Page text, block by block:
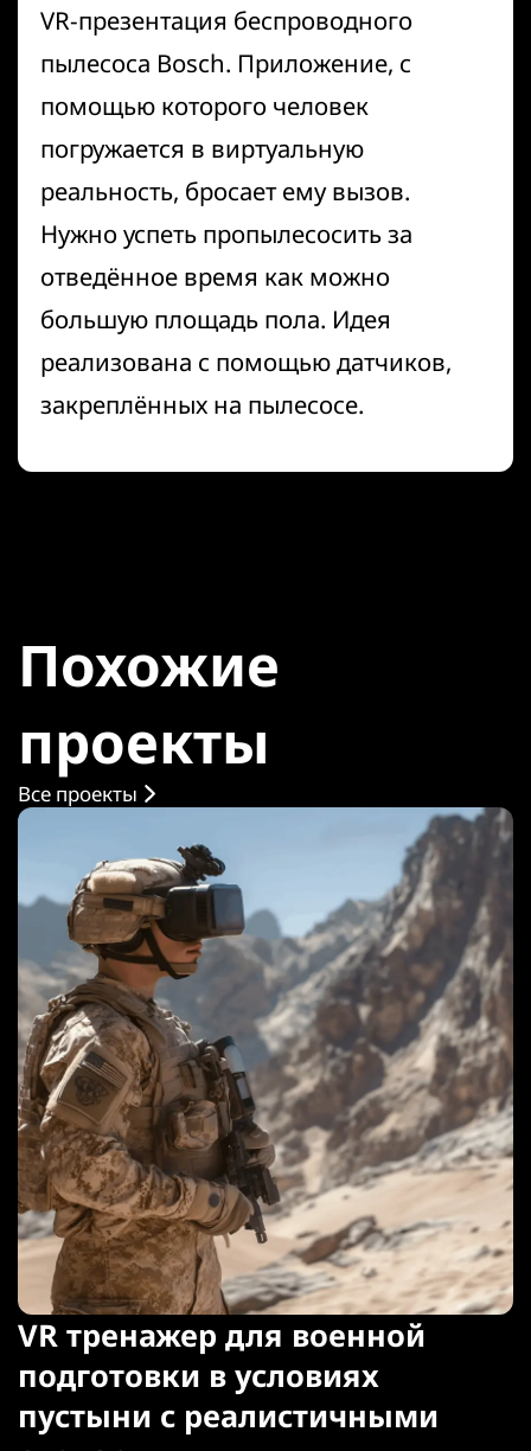
VR-презентация беспроводного
пылесоса Bosch. Приложение, с
помощью которого человек
погружается в виртуальную
реальность, бросает ему вызов.
Нужно успеть пропылесосить за
отведённое время как можно
большую площадь пола. Идея
реализована с помощью датчиков,
закреплённых на пылесосе.
Похожие
проекты
Все проекты
VR тренажер для военной
подготовки в условиях
пустыни с реалистичными